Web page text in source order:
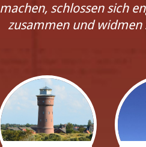
machen, schlossen sich
zusammen und widmen